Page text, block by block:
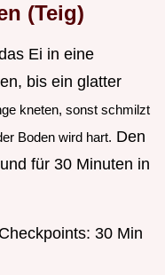
(Teig)
Ei in eine
bis ein glatter
kneten, sonst schmilzt
Boden wird hart. Den
für 30 Minuten in
30 Min